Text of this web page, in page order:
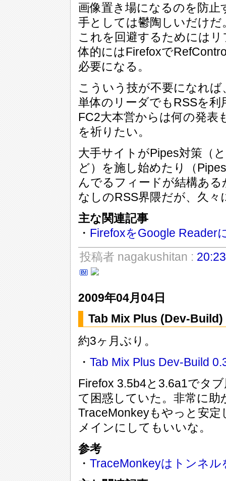
画像置き場になるのを防
手としては鬱陶しいだけだ
これを回避するためには
体的にはFirefoxで
必要になる。
こういう技が不要になれ
単体のリーダでもRSSを
FC2大本営からは何の発表
を祈りたい。
大手サイトがPipes対策（
ど）を施し始めたり（
んでるフィードが結構あ
なしのRSS界隈だが、久
主な関連記事
・ FirefoxをGoogle Reader
投稿者 nagakushitan : 20:23
2009年04月04日
Tab Mix Plus (Dev-Build)
約3ヶ月ぶり。
・ Tab Mix Plus Dev-Build
Firefox 3.5b4と3.6a1でタ
て困惑していた。非常に助
TraceMonkeyもやっと安
メインにしてもいいな。
参考
・ TraceMonkeyはトンネル